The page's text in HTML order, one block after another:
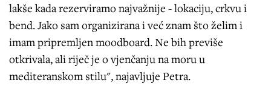
lakše kada rezerviramo najvažnije - lokaciju, crkvu i
bend. Jako sam organizirana i već znam što želim i
imam pripremljen moodboard. Ne bih previše
otkrivala, ali riječ je o vjenčanju na moru u
mediteranskom stilu", najavljuje Petra.